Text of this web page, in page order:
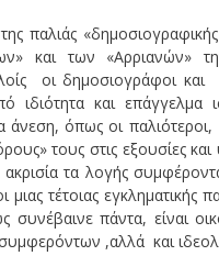
παλιάς
και των «Αρριανών»
οι δημοσιογράφοι και
ιδιότητα και επάγγελμα
άνεση, όπως οι
τους στις εξουσίες
τα λογής
τέτοιας εγκληματικής
συνέβαινε πάντα, είναι
,αλλά και